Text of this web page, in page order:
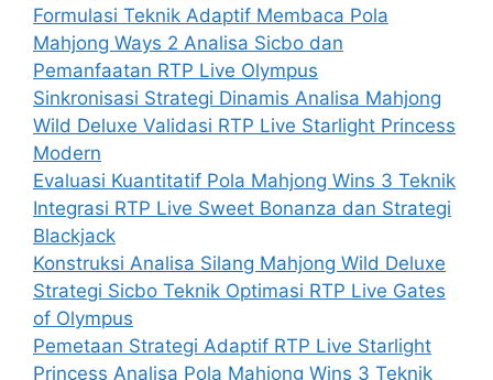
Formulasi Teknik Adaptif Membaca Pola
Mahjong Ways 2 Analisa Sicbo dan
Pemanfaatan RTP Live Olympus
Sinkronisasi Strategi Dinamis Analisa Mahjong
Wild Deluxe Validasi RTP Live Starlight Princess
Modern
Evaluasi Kuantitatif Pola Mahjong Wins 3 Teknik
Integrasi RTP Live Sweet Bonanza dan Strategi
Blackjack
Konstruksi Analisa Silang Mahjong Wild Deluxe
Strategi Sicbo Teknik Optimasi RTP Live Gates
of Olympus
Pemetaan Strategi Adaptif RTP Live Starlight
Princess Analisa Pola Mahjong Wins 3 Teknik